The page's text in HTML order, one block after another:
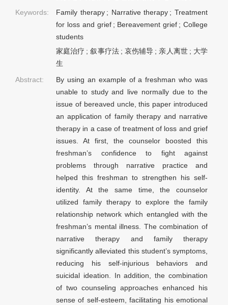
Keywords:
Family therapy ; Narrative therapy ;Treatment
for loss and grief ; Bereavement grief ;College
students
家庭治疗 ;叙事疗法 ; 哀伤辅导 ; 亲人离世 ; 大学
生
Abstract:
By using an example of a freshman who was
unable to study and live normally due to the
issue of bereaved uncle, this paper introduced
an application of family therapy and narrative
therapy in a case of treatment of loss and grief
issues. At first, the counselor boosted this
freshman’s confidence to fight against
problems through narrative practice and
helped this freshman to strengthen his self-
identity. At the same time, the counselor
utilized family therapy to explore the family
relationship network which entangled with the
freshman’s mental illness. The combination of
narrative therapy and family therapy
significantly alleviated this student’s symptoms,
reducing his self-injurious behaviors and
suicidal ideation. In addition, the combination
of two counseling approaches enhanced his
sense of self-esteem, facilitating his emotional